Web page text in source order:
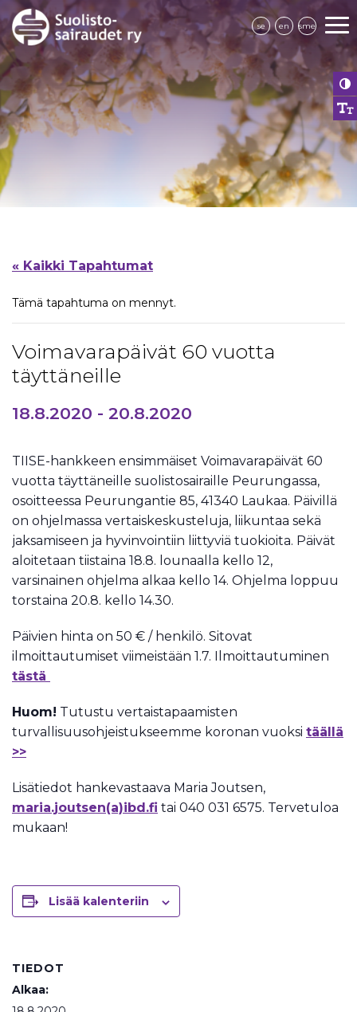
se en sme
« Kaikki Tapahtumat
Tämä tapahtuma on mennyt.
Voimavarapäivät 60 vuotta
täyttäneille
18.8.2020 - 20.8.2020
TIISE-hankkeen ensimmäiset Voimavarapäivät 60
vuotta täyttäneille suolistosairaille Peurungassa,
osoitteessa Peurungantie 85, 41340 Laukaa. Päivillä
on ohjelmassa vertaiskeskusteluja, liikuntaa sekä
jaksamiseen ja hyvinvointiin liittyviä tuokioita. Päivät
aloitetaan tiistaina 18.8. lounaalla kello 12,
varsinainen ohjelma alkaa kello 14. Ohjelma loppuu
torstaina 20.8. kello 14.30.
Päivien hinta on 50 € / henkilö. Sitovat
ilmoittautumiset viimeistään 1.7. Ilmoittautuminen
tästä
Huom! Tutustu vertaistapaamisten
turvallisuusohjeistukseemme koronan vuoksi täällä
>>
Lisätiedot hankevastaava Maria Joutsen,
maria.joutsen(a)ibd.fi tai 040 031 6575. Tervetuloa
mukaan!
Lisää kalenteriin
TIEDOT
Alkaa: